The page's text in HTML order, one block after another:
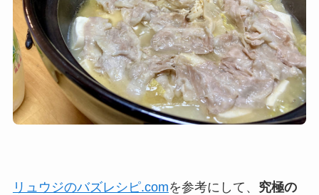
リュウジのバズレシピ.comを参考にして、 究極の